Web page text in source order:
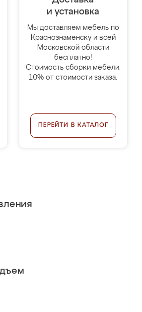
и установка
Мы доставляем мебель по
Краснознаменску и всей
Московской области
бесплатно!
Стоимость сборки мебели:
10% от стоимости заказа.
ПЕРЕЙТИ В КАТАЛОГ